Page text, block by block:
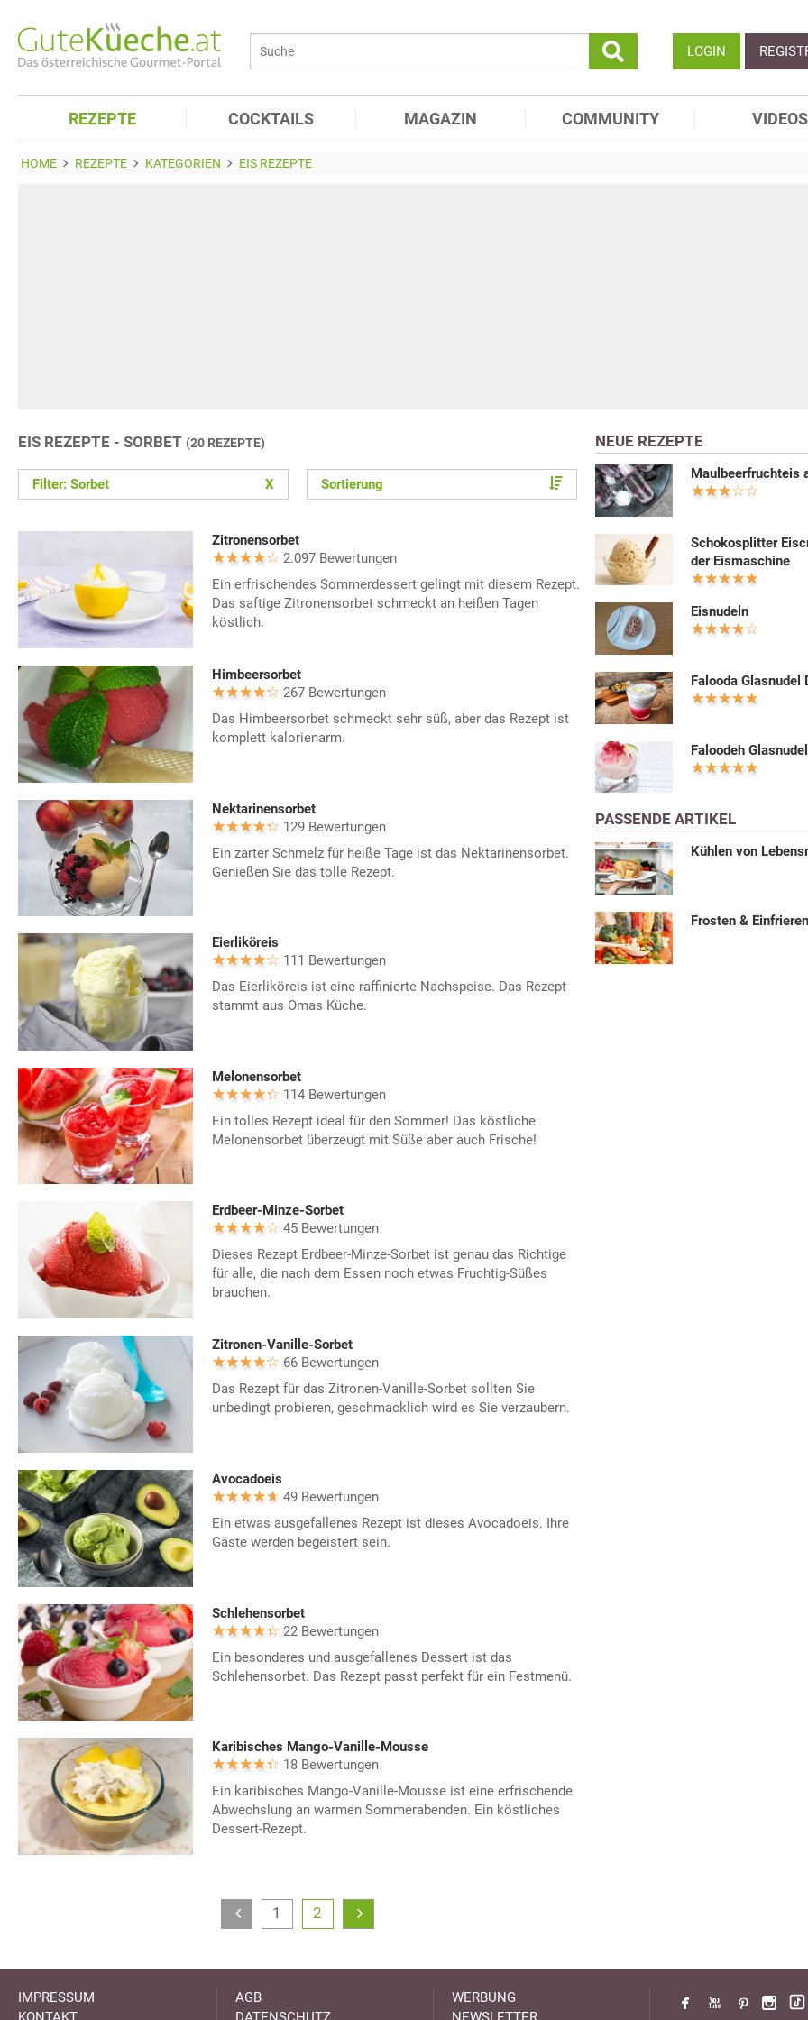
LOGIN
REZEPTE COCKTAILS MAGAZIN COMMUNITY VIDEOS
HOME REZEPTE KATEGORIEN EIS REZEPTE
EIS REZEPTE - SORBET (20 REZEPTE)
Filter: Sorbet X Sortierung
Zitronensorbet
2.097 Bewertungen
Ein erfrischendes Sommerdessert gelingt mit diesem Rezept.
Das saftige Zitronensorbet schmeckt an heißen Tagen
köstlich.
Himbeersorbet
267 Bewertungen
Das Himbeersorbet schmeckt sehr süß, aber das Rezept ist
komplett kalorienarm.
Nektarinensorbet
129 Bewertungen
Ein zarter Schmelz für heiße Tage ist das Nektarinensorbet.
Genießen Sie das tolle Rezept.
Eierliköreis
111 Bewertungen
Das Eierliköreis ist eine raffinierte Nachspeise. Das Rezept
stammt aus Omas Küche.
Melonensorbet
114 Bewertungen
Ein tolles Rezept ideal für den Sommer! Das köstliche
Melonensorbet überzeugt mit Süße aber auch Frische!
Erdbeer-Minze-Sorbet
45 Bewertungen
Dieses Rezept Erdbeer-Minze-Sorbet ist genau das Richtige
für alle, die nach dem Essen noch etwas Fruchtig-Süßes
brauchen.
Zitronen-Vanille-Sorbet
66 Bewertungen
Das Rezept für das Zitronen-Vanille-Sorbet sollten Sie
unbedingt probieren, geschmacklich wird es Sie verzaubern.
Avocadoeis
49 Bewertungen
Ein etwas ausgefallenes Rezept ist dieses Avocadoeis. Ihre
Gäste werden begeistert sein.
Schlehensorbet
22 Bewertungen
Ein besonderes und ausgefallenes Dessert ist das
Schlehensorbet. Das Rezept passt perfekt für ein Festmenü.
Karibisches Mango-Vanille-Mousse
18 Bewertungen
Ein karibisches Mango-Vanille-Mousse ist eine erfrischende
Abwechslung an warmen Sommerabenden. Ein köstliches
Dessert-Rezept.
1 2
NEUE REZEPTE
Maulbeerfruchteis
Schokosplitter
der Eismaschine
Eisnudeln
Falooda Glasnudel
Faloodeh
PASSENDE ARTIKEL
Kühlen von
Frosten & Einfrieren
IMPRESSUM
AGB
WERBUNG